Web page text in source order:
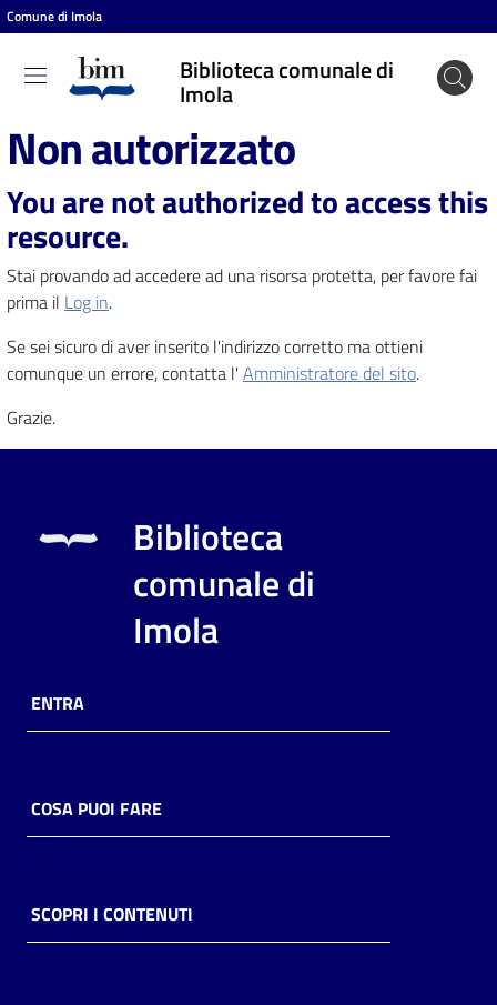
Vai al contenuto
Vai alla navigazione
Vai al footer
Comune di Imola
Biblioteca comunale di
Imola
Biblioteca
comunale
di Imola
Entra
Cosa
puoi
fare
contenuti
Casa
Piani
Archivio
storico
Non autorizzato
You are not authorized to access this
resource.
Stai provando ad accedere ad una risorsa protetta, per favore fai
prima il Log in.
Se sei sicuro di aver inserito l'indirizzo corretto ma ottieni
comunque un errore, contatta l' Amministratore del sito.
Grazie.
Biblioteca
comunale di
Imola
ENTRA
COSA PUOI FARE
SCOPRI I CONTENUTI